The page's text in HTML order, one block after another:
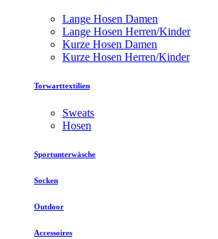
Lange Hosen Damen
Lange Hosen Herren/Kinder
Kurze Hosen Damen
Kurze Hosen Herren/Kinder
Torwarttextilien
Sweats
Hosen
Sportunterwäsche
Socken
Outdoor
Accessoires